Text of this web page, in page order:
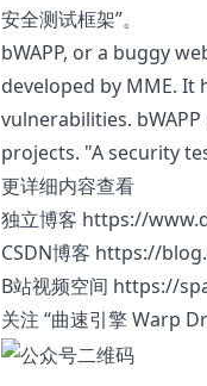
安全测试框架”。
bWAPP, or a buggy
developed by MME.
vulnerabilities.
projects. "A security
更详细内容查看
独立博客 https://
CSDN博客 https://
B站视频空间 https://
关注 “曲速引擎 Warp